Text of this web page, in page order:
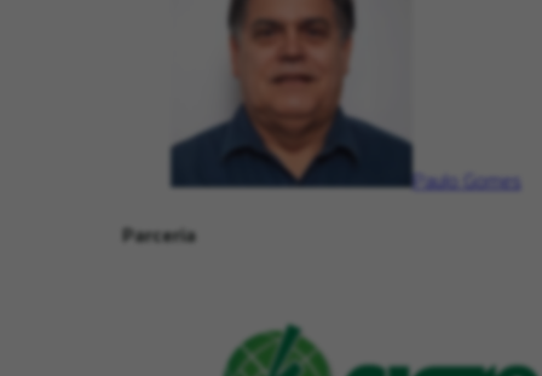
Paulo Gomes
Parceria